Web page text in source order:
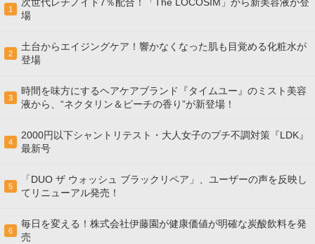
1
場
2
土台からエイジングケア！響かなくなった肌も目覚める化粧水が
登場
3
時間を味方にするヘアケアブランド『タイムユー』のミスト美容
液から、“ネクタリン＆ピーチの香り”が新登場！
4
2000円以下シャントリテスト・大人女子のプチ不調対策『LDK』
最新号
5
「DUO ザ ウォッシュ ブラックリペア」、ユーザーの声を反映し
てリニューアル発売！
6
毎日を変える！株式会社伊藤園が健康価値が明確な炭酸飲料を発
売